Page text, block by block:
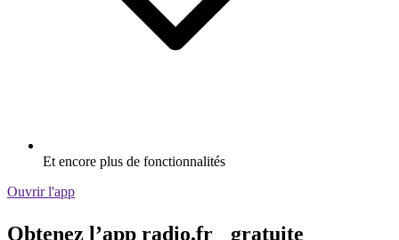
Et encore plus de fonctionnalités
Ouvrir l'app
Obtenez l’app radio.fr gratuite